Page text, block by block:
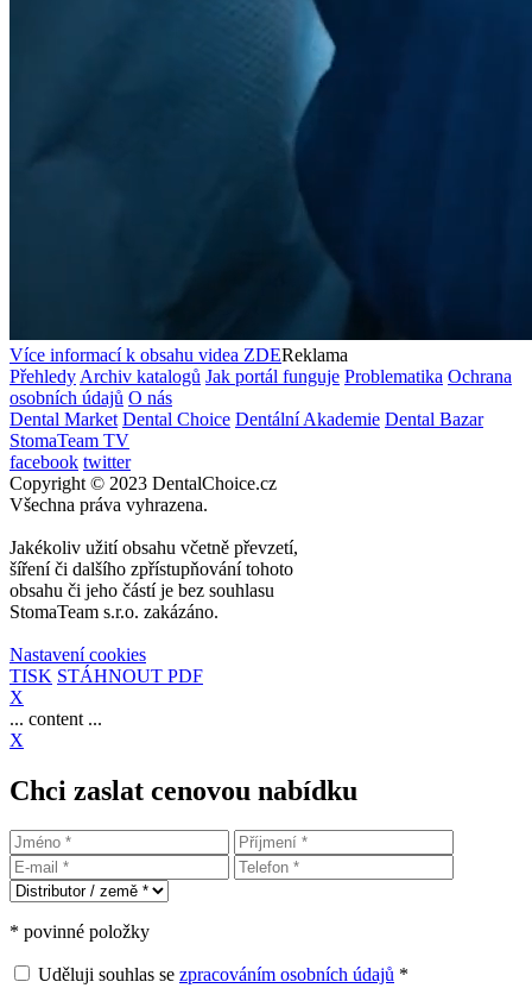
Více informací k obsahu videa ZDEReklama
Přehledy Archiv katalogů Jak portál funguje Problematika Ochrana
osobních údajů O nás
Dental Market Dental Choice Dentální Akademie Dental Bazar
StomaTeam TV
facebook twitter
Copyright © 2023 DentalChoice.cz
Všechna práva vyhrazena.
Jakékoliv užití obsahu včetně převzetí,
šíření či dalšího zpřístupňování tohoto
obsahu či jeho částí je bez souhlasu
StomaTeam s.r.o. zakázáno.
Nastavení cookies
TISK STÁHNOUT PDF
X
... content ...
X
Chci zaslat cenovou nabídku
* povinné položky
Uděluji souhlas se zpracováním osobních údajů *